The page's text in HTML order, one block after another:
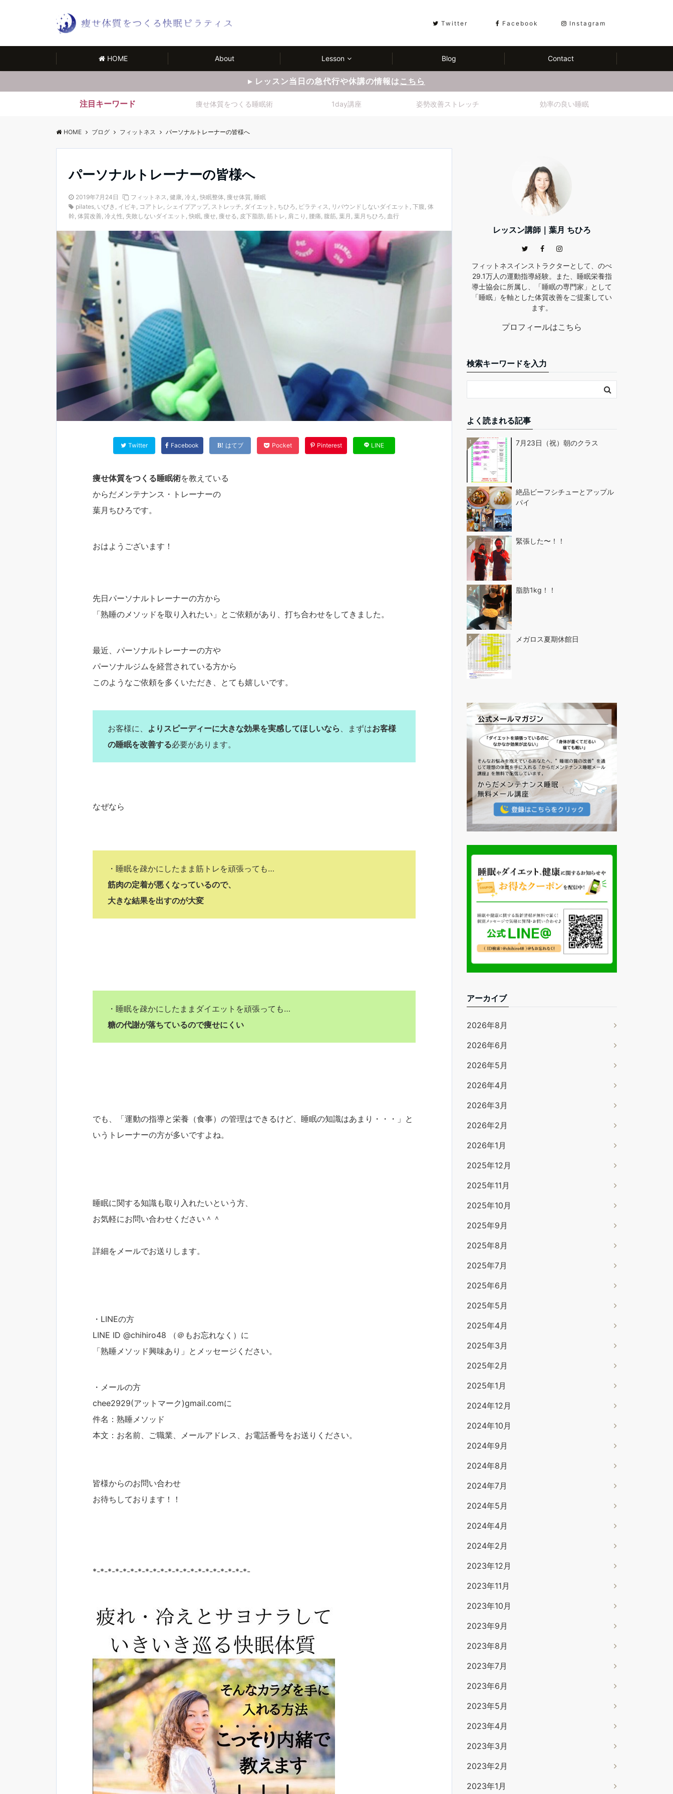
Twitter Facebook Instagram
HOME About Lesson Blog Contact
▸ レッスン当日の急代行や休講の情報はこちら
注目キーワード 痩せ体質をつくる睡眠術 1day講座 姿勢改善ストレッチ 効率の良い睡眠
HOME ブログ フィットネス パーソナルトレーナーの皆様へ
パーソナルトレーナーの皆様へ
2019年7月24日 フィットネス, 健康, 冷え , 快眠整体, 痩せ体質, 睡眠
pilates, いびき , イビキ, コアトレ, シェイプアップ, ストレッチ, ダイエット , ちひろ, ピラティス, リバウンドしないダイエット , 下腹, 体
幹, 体質改善, 冷え性, 失敗しないダイエット , 快眠, 痩せ, 痩せる, 皮下脂肪, 筋トレ, 肩こり , 腰痛, 腹筋, 葉月 , 葉月ちひろ, 血行
Twitter Facebook はてブ Pocket Pinterest LINE
痩せ体質をつくる睡眠術を教えている
からだメンテナンス・トレーナーの
葉月ちひろです。
おはようございます！
先日パーソナルトレーナーの方から
「熟睡のメソッドを取り入れたい」とご依頼があり、打ち合わせをしてきました。
最近、パーソナルトレーナーの方や
パーソナルジムを経営されている方から
このようなご依頼を多くいただき、とても嬉しいです。
お客様に、 よりスピーディーに大きな効果を実感してほしいなら 、まずはお客様
の睡眠を改善する必要があります。
なぜなら
・睡眠を疎かにしたまま筋トレを頑張っても…
筋肉の定着が悪くなっているので、
大きな結果を出すのが大変
・睡眠を疎かにしたままダイエットを頑張っても…
糖の代謝が落ちているので痩せにくい
でも、「運動の指導と栄養（食事）の管理はできるけど、睡眠の知識はあまり・・・」と
いうトレーナーの方が多いですよね。
睡眠に関する知識も取り入れたいという方、
お気軽にお問い合わせください＾＾
詳細をメールでお送りします。
・LINEの方
LINE ID @chihiro48 （＠もお忘れなく）に
「熟睡メソッド興味あり」とメッセージください。
・メールの方
chee2929(アットマーク)gmail.comに
件名：熟睡メソッド
本文：お名前、ご職業、メールアドレス、お電話番号をお送りください。
皆様からのお問い合わせ
お待ちしております！！
*-*-*-*-*-*-*-*-*-*-*-*-*-*-*-*-*-*-*-*-*-
レッスン講師｜葉月 ちひろ
フィットネスインストラクターとして、のべ
29.1万人の運動指導経験。また、睡眠栄養指
導士協会に所属し、「睡眠の専門家」として
「睡眠」を軸とした体質改善をご提案してい
ます。
プロフィールはこちら
検索キーワードを入力
よく読まれる記事
1 7月23日（祝）朝のクラス
2
絶品ビーフシチューとアップル
パイ
3 緊張した〜！！
4 脂肪1kg！！
5 メガロス夏期休館日
アーカイブ
2026年8月
2026年6月
2026年5月
2026年4月
2026年3月
2026年2月
2026年1月
2025年12月
2025年11月
2025年10月
2025年9月
2025年8月
2025年7月
2025年6月
2025年5月
2025年4月
2025年3月
2025年2月
2025年1月
2024年12月
2024年10月
2024年9月
2024年8月
2024年7月
2024年5月
2024年4月
2024年2月
2023年12月
2023年11月
2023年10月
2023年9月
2023年8月
2023年7月
2023年6月
2023年5月
2023年4月
2023年3月
2023年2月
2023年1月